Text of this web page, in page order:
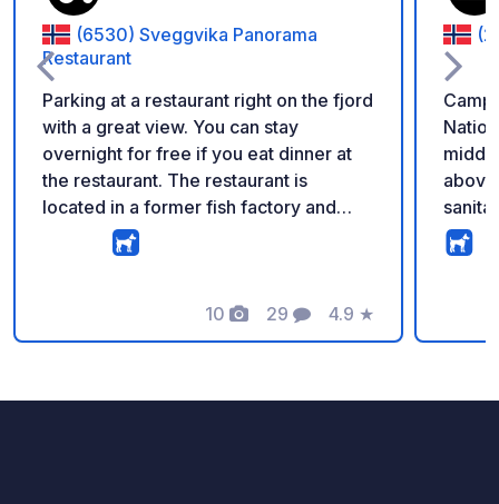
(6530) Sveggvika Panorama
Restaurant
Parking at a restaurant right on the fjord
with a great view. You can stay
overnight for free if you eat dinner at
the restaurant. The restaurant is
located in a former fish factory and
also offers breakfast for campers.
Currently, no services are available,
electricity over the next 12 months.
10
Foto's
29
Commentaren
4.9
Beoordeling
★
single
toilet.